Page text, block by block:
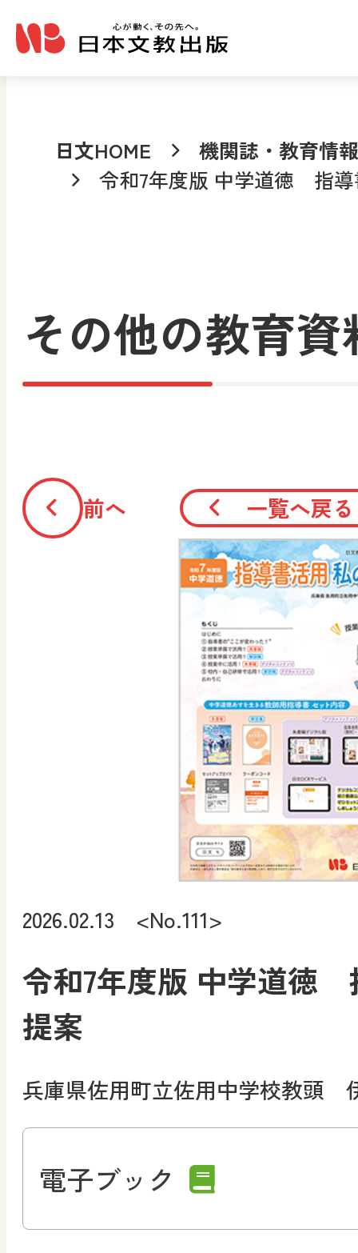
日文HOME
機関誌・教育情報
令和7年度版 中学道徳 指導
その他の教育資
前へ 一覧へ戻る
2026.02.13 <No.111>
令和7年度版 中学道徳
提案
兵庫県佐用町立佐用中学校教頭
電子ブック